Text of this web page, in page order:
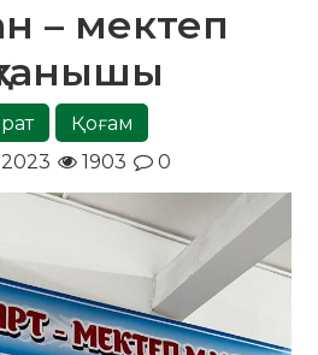
– мектеп
Қоғам
1903 0